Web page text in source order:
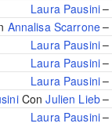
Laura Pausini–
Annalisa Scarrone–
Laura Pausini–
Laura Pausini–
Laura Pausini–
ConJulien Lieb–
Laura Pausini–